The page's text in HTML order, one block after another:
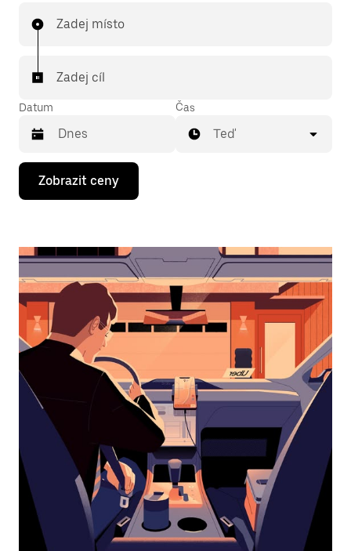
Zadej místo
Zadej cíl
Datum
Stisknutím
klávesy
se
kalendář
vybrat
datum.
Stisknutím
klávesy
Esc
zavřeš
kalendář.
Čas
Teď
Zobrazit ceny